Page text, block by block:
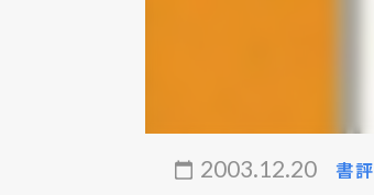
2003.12.20 書評